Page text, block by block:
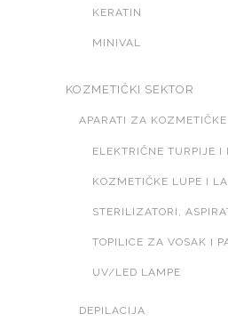
KERATIN
MINIVAL
KOZMETIČKI SEKTOR
APARATI ZA
ELEKTRIČNE TURPIJE I
KOZMETIČKE LUPE I
STERILIZATORI,
TOPILICE ZA VOSAK I
UV/LED LAMPE
DEPILACIJA